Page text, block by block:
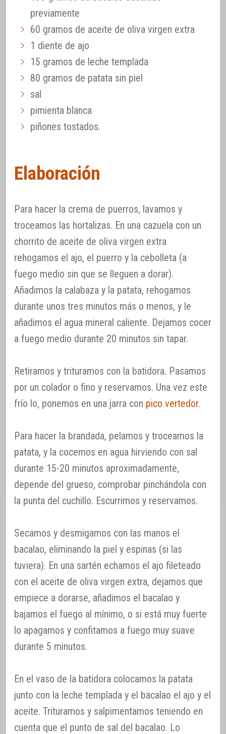
previamente
60 gramos de aceite de oliva virgen extra
1 diente de ajo
15 gramos de leche templada
80 gramos de patata sin piel
sal
pimienta blanca
piñones tostados.
Elaboración
Para hacer la crema de puerros, lavamos y
troceamos las hortalizas. En una cazuela con un
chorrito de aceite de oliva virgen extra
rehogamos el ajo, el puerro y la cebolleta (a
fuego medio sin que se lleguen a dorar).
Añadimos la calabaza y la patata, rehogamos
durante unos tres minutos más o menos, y le
añadimos el agua mineral caliente. Dejamos cocer
a fuego medio durante 20 minutos sin tapar.
Retiramos y trituramos con la batidora. Pasamos
por un colador o fino y reservamos. Una vez este
frío lo, ponemos en una jarra con pico vertedor.
Para hacer la brandada, pelamos y troceamos la
patata, y la cocemos en agua hirviendo con sal
durante 15-20 minutos aproximadamente,
depende del grueso, comprobar pinchándola con
la punta del cuchillo. Escurrimos y reservamos.
Secamos y desmigamos con las manos el
bacalao, eliminando la piel y espinas (si las
tuviera). En una sartén echamos el ajo fileteado
con el aceite de oliva virgen extra, dejamos que
empiece a dorarse, añadimos el bacalao y
bajamos el fuego al mínimo, o si está muy fuerte
lo apagamos y confitamos a fuego muy suave
durante 5 minutos.
En el vaso de la batidora colocamos la patata
junto con la leche templada y el bacalao el ajo y el
aceite. Trituramos y salpimentamos teniendo en
cuenta que el punto de sal del bacalao. Lo